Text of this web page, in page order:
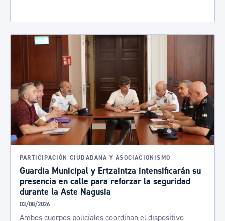
PARTICIPACIÓN CIUDADANA Y ASOCIACIONISMO
Guardia Municipal y Ertzaintza intensificarán su
presencia en calle para reforzar la seguridad
durante la Aste Nagusia
03/08/2026
Ambos cuerpos policiales coordinan el dispositivo